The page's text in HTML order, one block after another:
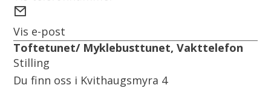
post
Vis e-post
Toftetunet/ Myklebusttunet, Vakttelefon
Stilling
Du finn oss i Kvithaugsmyra 4